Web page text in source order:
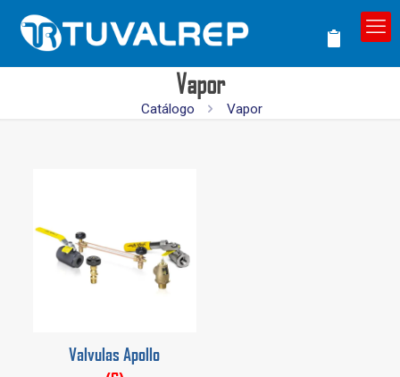
Vapor
Catálogo Vapor
Valvulas Apollo